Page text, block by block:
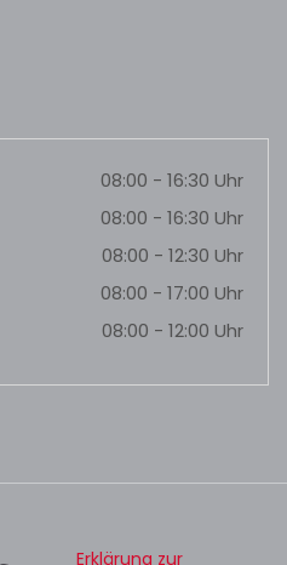
08:00 - 16:30 Uhr
08:00 - 16:30 Uhr
08:00 - 12:30 Uhr
08:00 - 17:00 Uhr
08:00 - 12:00 Uhr
Erklärung zur